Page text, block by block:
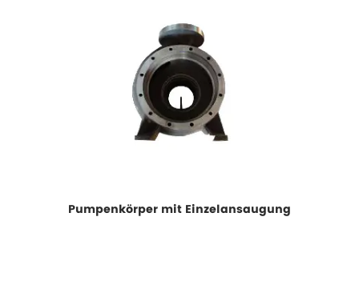
Pumpenkörper mit Einzelansaugung